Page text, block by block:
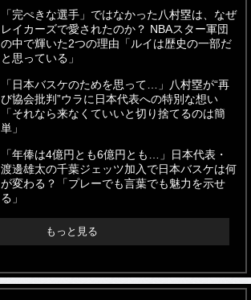
「完ぺきな選手」ではなかった八村塁は、なぜ
レイカーズで愛されたのか？ NBAスター軍団
の中で輝いた2つの理由「ルイは歴史の一部だ
と思っている」
「日本バスケのためを思って…」八村塁が“再
び協会批判”ウラに日本代表への特別な想い
「それなら来なくていいと切り捨てるのは簡
単」
「年俸は4億円とも6億円とも…」日本代表・
渡邊雄太の千葉ジェッツ加入で日本バスケは何
が変わる？「プレーでも言葉でも魅力を示せ
る」
もっと見る